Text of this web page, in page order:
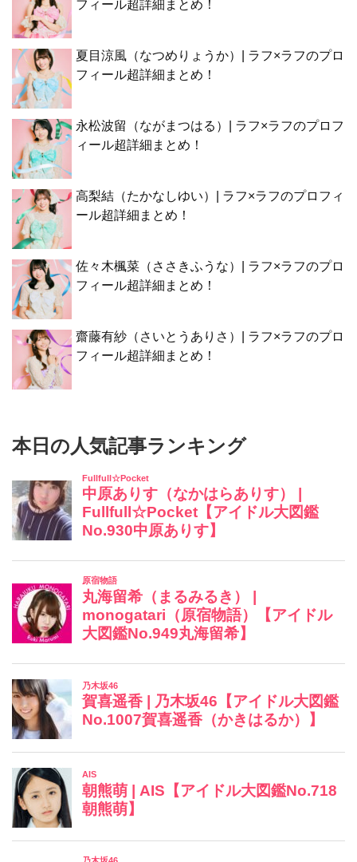
フィール超詳細まとめ！
夏目涼風（なつめりょうか）| ラフ×ラフのプロ
フィール超詳細まとめ！
永松波留（ながまつはる）| ラフ×ラフのプロフ
ィール超詳細まとめ！
高梨結（たかなしゆい）| ラフ×ラフのプロフィ
ール超詳細まとめ！
佐々木楓菜（ささきふうな）| ラフ×ラフのプロ
フィール超詳細まとめ！
齋藤有紗（さいとうありさ）| ラフ×ラフのプロ
フィール超詳細まとめ！
本日の人気記事ランキング